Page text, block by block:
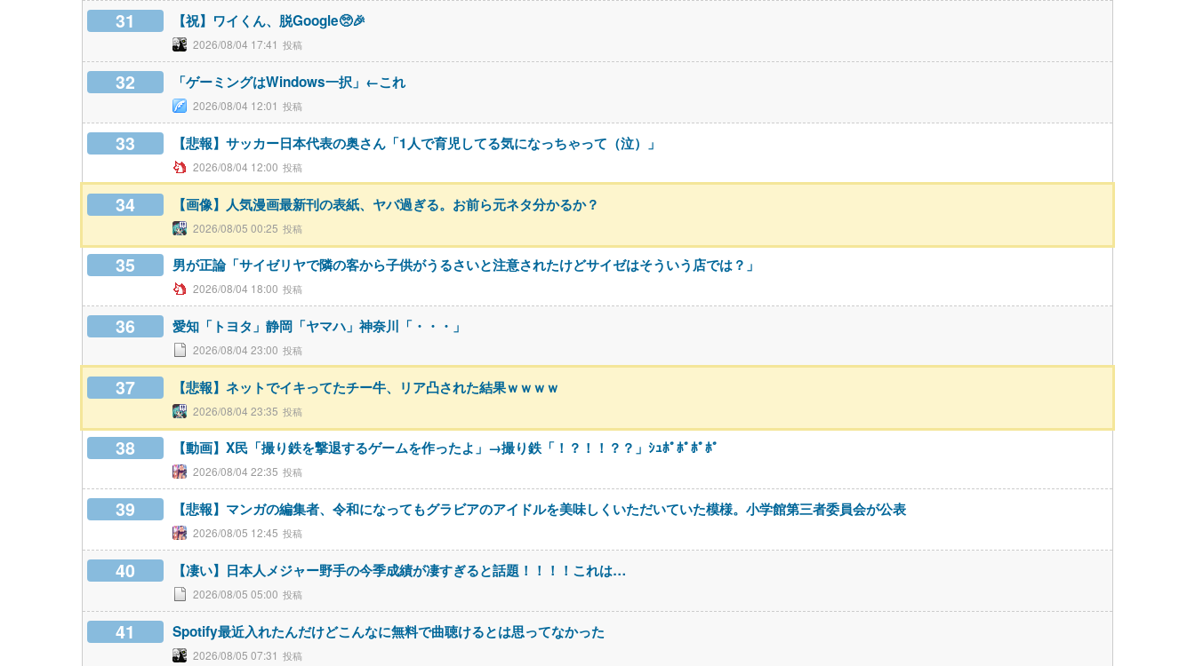
31 【祝】ワイくん、脱Google🥺🎉
2026/08/04 17:41
32 「ゲーミングはWindows一択」←これ
2026/08/04 12:01
33 【悲報】サッカー日本代表の奥さん「1人で育児してる気になっちゃって（泣）」
2026/08/04 12:00
34 【画像】人気漫画最新刊の表紙、ヤバ過ぎる。お前ら元ネタ分かるか？
2026/08/05 00:25
35 男が正論「サイゼリヤで隣の客から子供がうるさいと注意されたけどサイゼはそういう店では？」
2026/08/04 18:00
36 愛知「トヨタ」静岡「ヤマハ」神奈川「・・・」
2026/08/04 23:00
37 【悲報】ネットでイキってたチー牛、リア凸された結果ｗｗｗｗ
2026/08/04 23:35
38 【動画】X民「撮り鉄を撃退するゲームを作ったよ」→撮り鉄「！？！！？？」ｼｭﾎﾟﾎﾟﾎﾟﾎﾟ
2026/08/04 22:35
39 【悲報】マンガの編集者、令和になってもグラビアのアイドルを美味しくいただいていた模様。小学館第三者委員会が公表
2026/08/05 12:45
40 【凄い】日本人メジャー野手の今季成績が凄すぎると話題！！！！これは…
2026/08/05 05:00
41 Spotify最近入れたんだけどこんなに無料で曲聴けるとは思ってなかった
2026/08/05 07:31